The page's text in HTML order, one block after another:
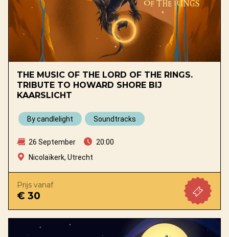
THE MUSIC OF THE LORD OF THE RINGS.
TRIBUTE TO HOWARD SHORE BIJ
KAARSLICHT
By candlelight Soundtracks
26 September
20:00
Nicolaïkerk, Utrecht
Prijs vanaf
€ 30